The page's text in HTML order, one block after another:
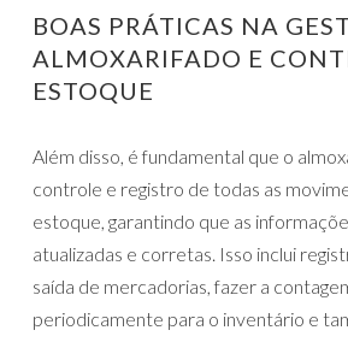
BOAS PRÁTICAS NA
ALMOXARIFADO E
ESTOQUE
Além disso, é fundamental que o
controle e registro de todas as
estoque, garantindo que as
atualizadas e corretas. Isso inclui
saída de mercadorias, fazer a
periodicamente para o inventário e